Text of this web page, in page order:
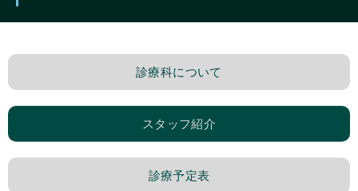
診療科について
スタッフ紹介
診療予定表